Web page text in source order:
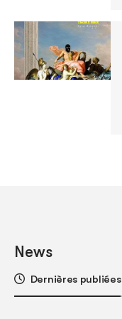
News
Dernières publiées